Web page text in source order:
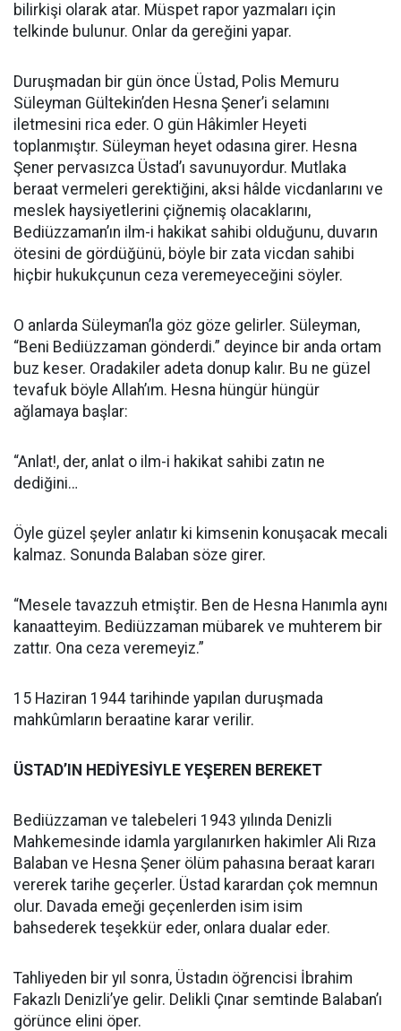
bilirkişi olarak atar. Müspet rapor yazmaları için
telkinde bulunur. Onlar da gereğini yapar.
Duruşmadan bir gün önce Üstad, Polis Memuru
Süleyman Gültekin’den Hesna Şener’i selamını
iletmesini rica eder. O gün Hâkimler Heyeti
toplanmıştır. Süleyman heyet odasına girer. Hesna
Şener pervasızca Üstad’ı savunuyordur. Mutlaka
beraat vermeleri gerektiğini, aksi hâlde vicdanlarını ve
meslek haysiyetlerini çiğnemiş olacaklarını,
Bediüzzaman’ın ilm-i hakikat sahibi olduğunu, duvarın
ötesini de gördüğünü, böyle bir zata vicdan sahibi
hiçbir hukukçunun ceza veremeyeceğini söyler.
O anlarda Süleyman’la göz göze gelirler. Süleyman,
“Beni Bediüzzaman gönderdi.” deyince bir anda ortam
buz keser. Oradakiler adeta donup kalır. Bu ne güzel
tevafuk böyle Allah’ım. Hesna hüngür hüngür
ağlamaya başlar:
“Anlat!, der, anlat o ilm-i hakikat sahibi zatın ne
dediğini…
Öyle güzel şeyler anlatır ki kimsenin konuşacak mecali
kalmaz. Sonunda Balaban söze girer.
“Mesele tavazzuh etmiştir. Ben de Hesna Hanımla aynı
kanaatteyim. Bediüzzaman mübarek ve muhterem bir
zattır. Ona ceza veremeyiz.”
15 Haziran 1944 tarihinde yapılan duruşmada
mahkûmların beraatine karar verilir.
ÜSTAD’IN HEDİYESİYLE YEŞEREN BEREKET
Bediüzzaman ve talebeleri 1943 yılında Denizli
Mahkemesinde idamla yargılanırken hakimler Ali Rıza
Balaban ve Hesna Şener ölüm pahasına beraat kararı
vererek tarihe geçerler. Üstad karardan çok memnun
olur. Davada emeği geçenlerden isim isim
bahsederek teşekkür eder, onlara dualar eder.
Tahliyeden bir yıl sonra, Üstadın öğrencisi İbrahim
Fakazlı Denizli’ye gelir. Delikli Çınar semtinde Balaban’ı
görünce elini öper.